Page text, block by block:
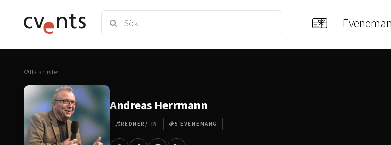
Alla artister
Andreas Herrmann
REDNER/-IN 5 EVENEMANG